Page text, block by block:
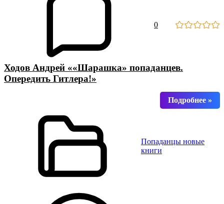
0
Ходов Андрей ««Шарашка» попаданцев.
Опередить Гитлера!»
Попаданцы новые
книги